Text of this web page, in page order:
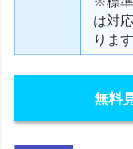
は対
ります
無料